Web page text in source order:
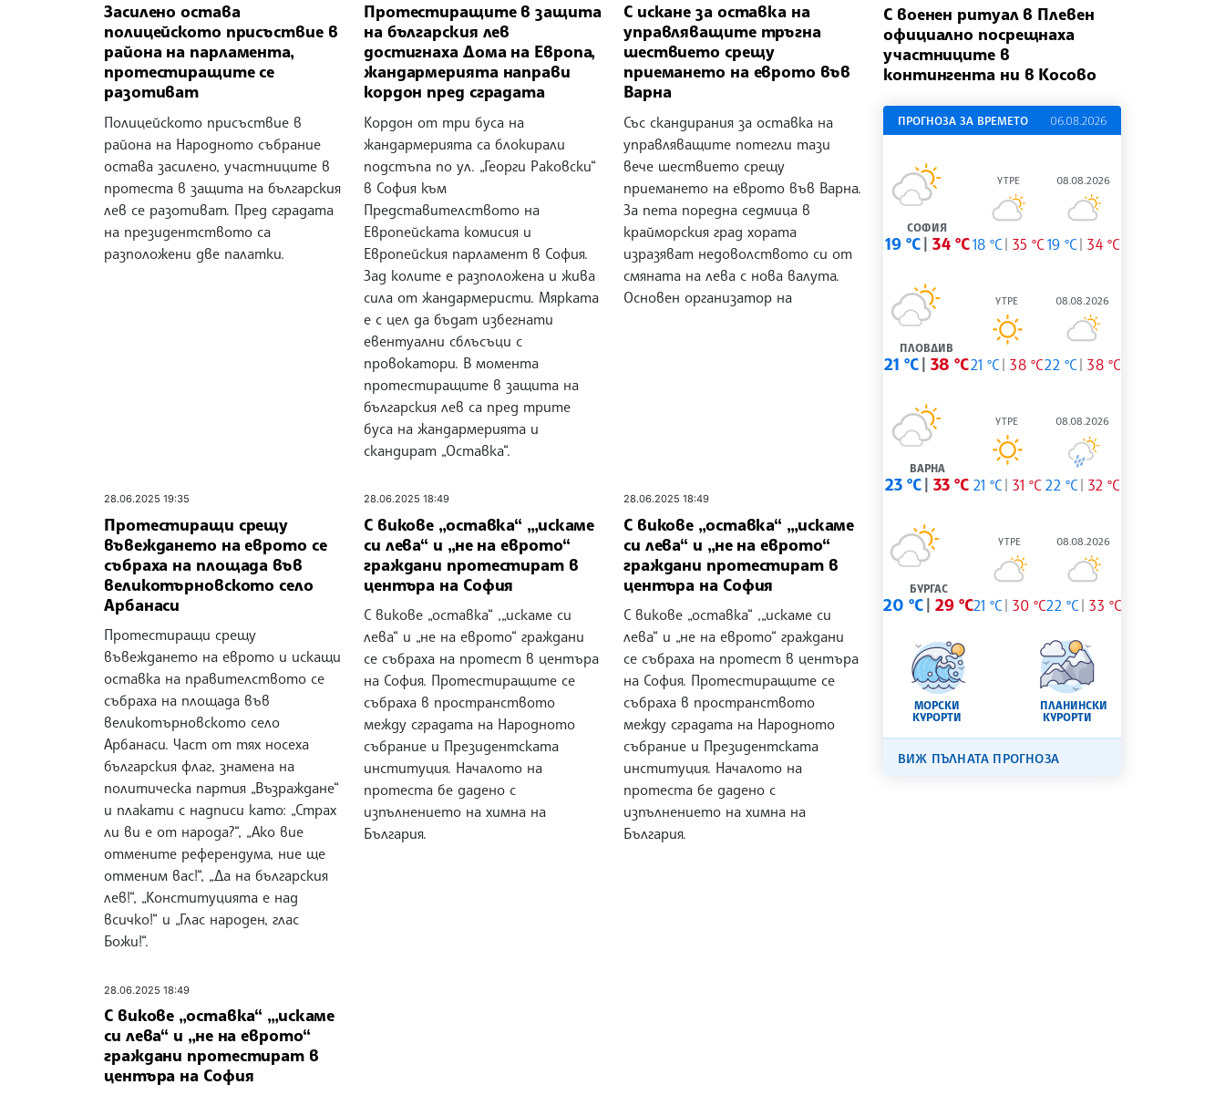
Засилено остава
полицейското присъствие в
района на парламента,
протестиращите се
разотиват
Полицейското присъствие в
района на Народното събрание
остава засилено, участниците в
протеста в защита на българския
лев се разотиват. Пред сградата
на президентството са
разположени две палатки.
Протестиращите в защита
на българския лев
достигнаха Дома на Европа,
жандармерията направи
кордон пред сградата
Кордон от три буса на
жандармерията са блокирали
подстъпа по ул. „Георги Раковски“
в София към
Представителството на
Европейската комисия и
Европейския парламент в София.
Зад колите е разположена и жива
сила от жандармеристи. Мярката
е с цел да бъдат избегнати
евентуални сблъсъци с
провокатори. В момента
протестиращите в защита на
българския лев са пред трите
буса на жандармерията и
скандират „Оставка“.
С искане за оставка на
управляващите тръгна
шествието срещу
приемането на еврото във
Варна
Със скандирания за оставка на
управляващите потегли тази
вече шествието срещу
приемането на еврото във Варна.
За пета поредна седмица в
крайморския град хората
изразяват недоволството си от
смяната на лева с нова валута.
Основен организатор на
28.06.2025 19:35
Протестиращи срещу
въвеждането на еврото се
събраха на площада във
великотърновското село
Арбанаси
Протестиращи срещу
въвеждането на еврото и искащи
оставка на правителството се
събраха на площада във
великотърновското село
Арбанаси. Част от тях носеха
българския флаг, знамена на
политическа партия „Възраждане“
и плакати с надписи като: „Страх
ли ви е от народа?“, „Ако вие
отмените референдума, ние ще
отменим вас!“, „Да на българския
лев!“, „Конституцията е над
всичко!“ и „Глас народен, глас
Божи!“.
28.06.2025 18:49
С викове „оставка“ ,„искаме
си лева“ и „не на еврото“
граждани протестират в
центъра на София
С викове „оставка“ ,„искаме си
лева“ и „не на еврото“ граждани
се събраха на протест в центъра
на София. Протестиращите се
събраха в пространството
между сградата на Народното
събрание и Президентската
институция. Началото на
протеста бе дадено с
изпълнението на химна на
България.
28.06.2025 18:49
С викове „оставка“ ,„искаме
си лева“ и „не на еврото“
граждани протестират в
центъра на София
С викове „оставка“ ,„искаме си
лева“ и „не на еврото“ граждани
се събраха на протест в центъра
на София. Протестиращите се
събраха в пространството
между сградата на Народното
събрание и Президентската
институция. Началото на
протеста бе дадено с
изпълнението на химна на
България.
28.06.2025 18:49
С викове „оставка“ ,„искаме
си лева“ и „не на еврото“
граждани протестират в
центъра на София
С военен ритуал в Плевен
официално посрещнаха
участниците в
контингента ни в Косово
ПРОГНОЗА ЗА ВРЕМЕТО 06.08.2026
СОФИЯ
19 °C 34 °C
УТРЕ
18 °C 35 °C
08.08.2026
19 °C 34 °C
ПЛОВДИВ
21 °C 38 °C
УТРЕ
21 °C 38 °C
08.08.2026
22 °C 38 °C
ВАРНА
23 °C 33 °C
УТРЕ
21 °C 31 °C
08.08.2026
22 °C 32 °C
БУРГАС
20 °C 29 °C
УТРЕ
21 °C 30 °C
08.08.2026
22 °C 33 °C
МОРСКИ
КУРОРТИ
ПЛАНИНСКИ
КУРОРТИ
ВИЖ ПЪЛНАТА ПРОГНОЗА